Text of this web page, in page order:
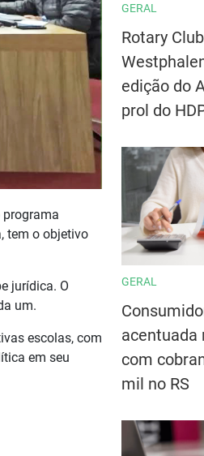
programa
tem o objetivo
jurídica. O
um.
escolas, com
em seu
GERAL
Rotary
edição do
prol do
GERAL
acentuada
com
mil no RS